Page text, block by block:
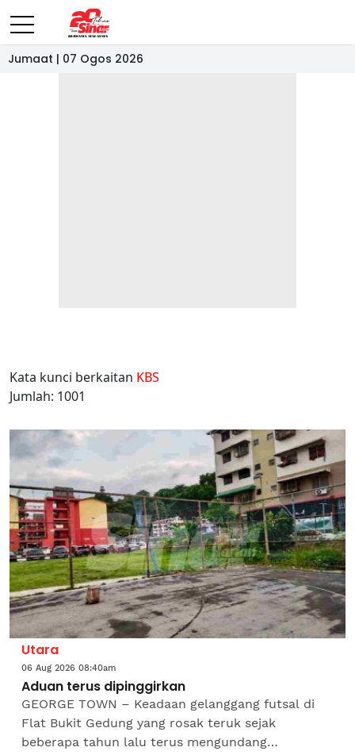
Jumaat | 07 Ogos 2026
Kata kunci berkaitan KBS
Jumlah: 1001
Utara
06 Aug 2026 08:40am
Aduan terus dipinggirkan
GEORGE TOWN – Keadaan gelanggang futsal di
Flat Bukit Gedung yang rosak teruk sejak
beberapa tahun lalu terus mengundang